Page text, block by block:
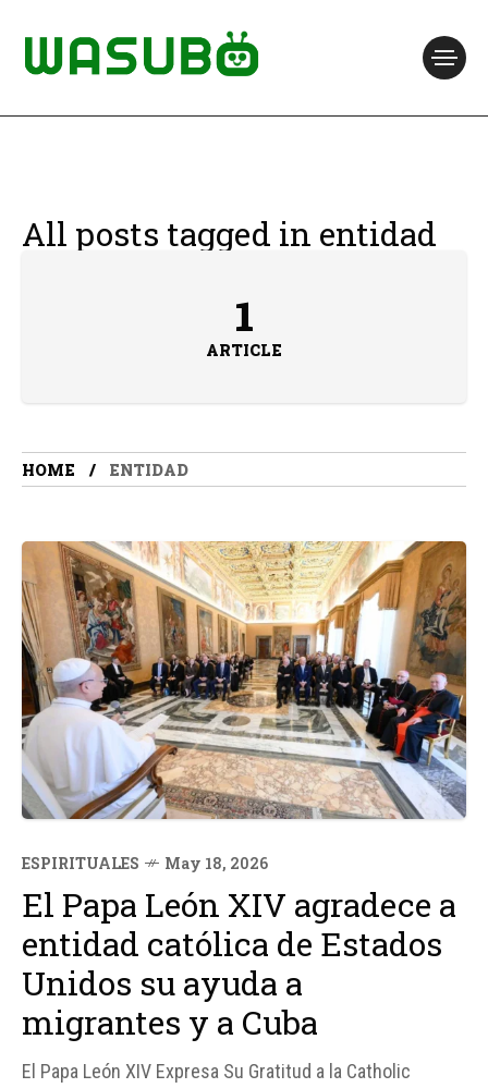
All posts tagged in entidad
1
ARTICLE
HOME ENTIDAD
ESPIRITUALES May 18, 2026
El Papa León XIV agradece a
entidad católica de Estados
Unidos su ayuda a
migrantes y a Cuba
El Papa León XIV Expresa Su Gratitud a la Catholic